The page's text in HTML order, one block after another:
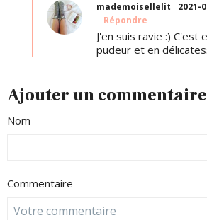
mademoisellelit
2021-
Répondre
J'en suis ravie :)
pudeur et en
Ajouter un commentaire
Nom
Commentaire